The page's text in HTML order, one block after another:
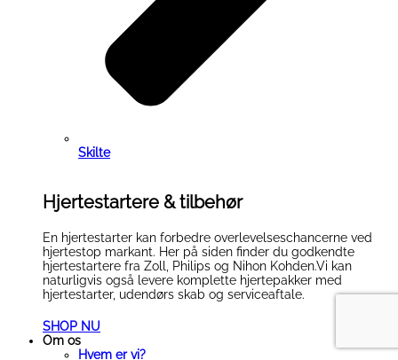
Skilte
Hjertestartere & tilbehør
En hjertestarter kan forbedre overlevelseschancerne ved
hjertestop markant. Her på siden finder du godkendte
hjertestartere fra Zoll, Philips og Nihon Kohden.Vi kan
naturligvis også levere komplette hjertepakker med
hjertestarter, udendørs skab og serviceaftale.
SHOP NU
Om os
Hvem er vi?